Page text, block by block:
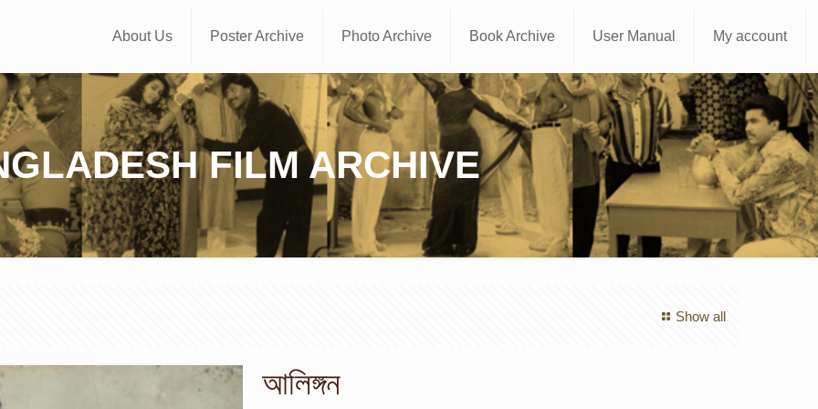
About Us Poster Archive Photo Archive Book Archive User Manual My account
FILM ARCHIVE
Show all
আলিঙ্গন